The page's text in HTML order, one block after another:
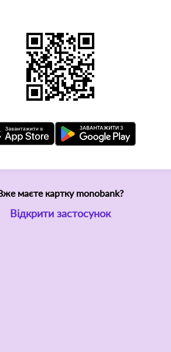
маєте картку monobank?
Відкрити застосунок